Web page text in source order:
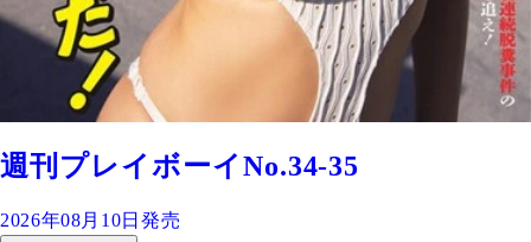
週刊プレイボーイNo.34-35
2026年08月10日発売